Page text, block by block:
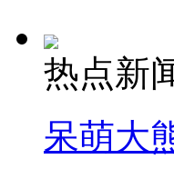
纽约上演“枕头大战”
司机酒驾遇交警 急
热点新
呆萌大